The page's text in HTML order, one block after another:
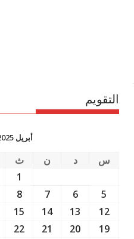
التقويم
أبريل 2025
س د ن ث
1
5
6
7
8
12
13
14
15
19
20
21
22